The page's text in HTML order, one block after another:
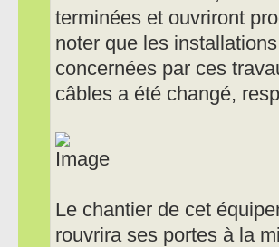
terminées et ouvriront
noter que les
concernées par ces
câbles a été changé,
Le chantier de cet
rouvrira ses portes à la